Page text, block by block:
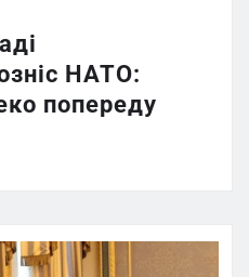
НАТО:
попереду